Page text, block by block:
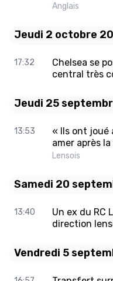
Anglais
Jeudi 2 octobre
17:32
Chelsea se
central très
Jeudi 25
13:53
« Ils ont joué
amer après
Lensois
Samedi 20
13:40
Un ex du RC
direction
Vendredi 5